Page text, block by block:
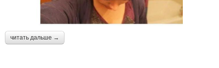
читать дальше →